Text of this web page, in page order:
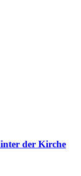
der Kirche